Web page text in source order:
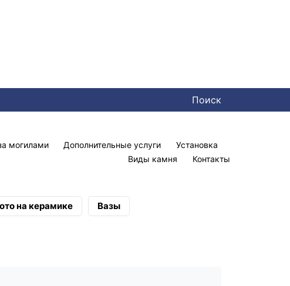
Поиск
могилами Дополнительные услуги
Установка
Виды камня
Контакты
на керамике Вазы